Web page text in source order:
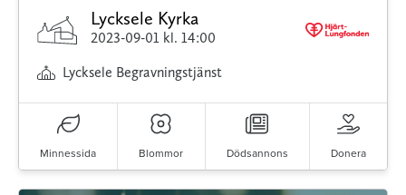
Lycksele Kyrka
2023-09-01 kl. 14:00
Lycksele Begravningstjänst
Minnessida Blommor Dödsannons Donera